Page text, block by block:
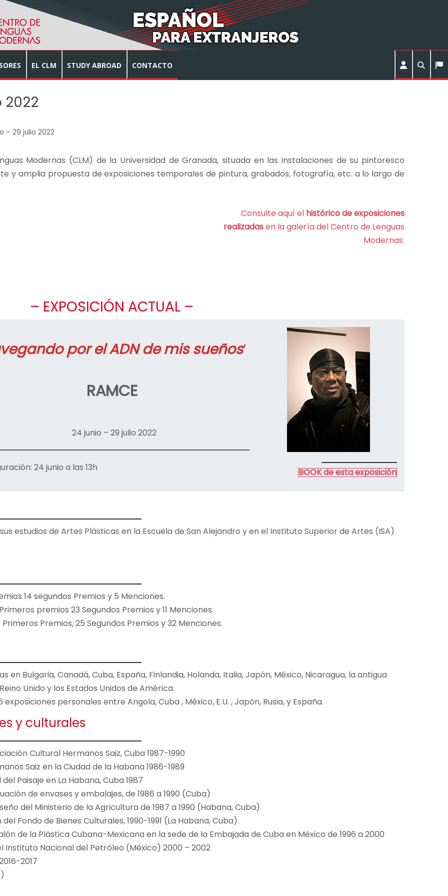
EL CLM STUDY ABROAD CONTACTO
– 29 julio 2022
Modernas (CLM) de la Universidad de Granada, situada en las instalaciones de su pintoresco
y amplia propuesta de exposiciones temporales de pintura, grabados, fotografía, etc. a lo largo de
Consulte aquí el histórico de exposiciones
realizadasen la galería del Centro de Lenguas
Modernas.
– EXPOSICIÓN ACTUAL –
por el ADN de mis sueños‘
RAMCE
24 junio – 29 julio 2022
24 junio a las 13h BOOK de esta exposición
estudios de Artes Plásticas en la Escuela de San Alejandro y en el Instituto Superior de Artes (ISA)
14 segundos Premios y 5 Menciones.
premios 23 Segundos Premios y 11 Menciones.
Premios, 25 Segundos Premios y 32 Menciones.
Bulgaria, Canadá, Cuba, España, Finlandia, Holanda, Italia, Japón, México, Nicaragua, la antigua
Unido y los Estados Unidos de América.
personales entre Angola, Cuba , México, E.U. , Japón, Rusia, y España.
y culturales
Cultural Hermanos Saiz, Cuba 1987-1990
Saiz en la Ciudad de la Habana 1986-1989
Paisaje en La Habana, Cuba 1987
de envases y embalajes, de 1986 a 1990 (Cuba)
del Ministerio de la Agricultura de 1987 a 1990 (Habana, Cuba).
Fondo de Bienes Culturales, 1990-1991 (La Habana, Cuba).
de la Plástica Cubana-Mexicana en la sede de la Embajada de Cuba en México de 1996 a 2000
Instituto Nacional del Petróleo (México) 2000 – 2002
2017